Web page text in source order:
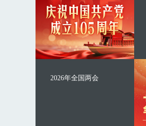
2026年全国两会